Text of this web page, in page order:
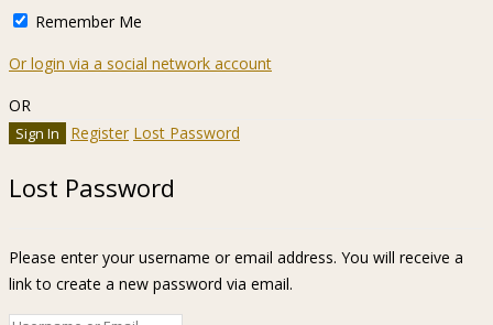
Remember Me
Or login via a social network account
OR
Register Lost Password
Lost Password
Please enter your username or email address. You will receive a
link to create a new password via email.